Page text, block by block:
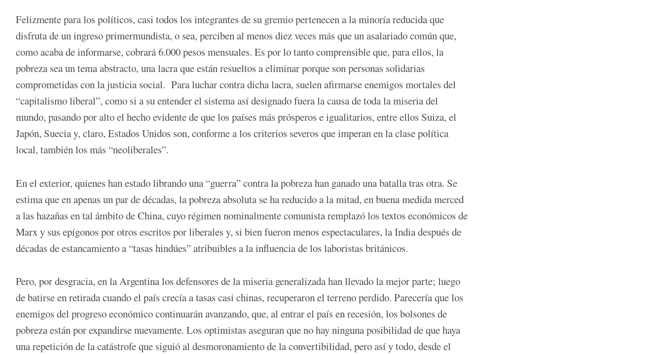
Felizmente para los políticos, casi todos los integrantes de su gremio pertenecen a la minoría reducida que
disfruta de un ingreso primermundista, o sea, perciben al menos diez veces más que un asalariado común que,
como acaba de informarse, cobrará 6.000 pesos mensuales. Es por lo tanto comprensible que, para ellos, la
pobreza sea un tema abstracto, una lacra que están resueltos a eliminar porque son personas solidarias
comprometidas con la justicia social. Para luchar contra dicha lacra, suelen afirmarse enemigos mortales del
“capitalismo liberal”, como si a su entender el sistema así designado fuera la causa de toda la miseria del
mundo, pasando por alto el hecho evidente de que los países más prósperos e igualitarios, entre ellos Suiza, el
Japón, Suecia y, claro, Estados Unidos son, conforme a los criterios severos que imperan en la clase política
local, también los más “neoliberales”.
En el exterior, quienes han estado librando una “guerra” contra la pobreza han ganado una batalla tras otra. Se
estima que en apenas un par de décadas, la pobreza absoluta se ha reducido a la mitad, en buena medida merced
a las hazañas en tal ámbito de China, cuyo régimen nominalmente comunista remplazó los textos económicos de
Marx y sus epígonos por otros escritos por liberales y, si bien fueron menos espectaculares, la India después de
décadas de estancamiento a “tasas hindúes” atribuibles a la influencia de los laboristas británicos.
Pero, por desgracia, en la Argentina los defensores de la miseria generalizada han llevado la mejor parte; luego
de batirse en retirada cuando el país crecía a tasas casi chinas, recuperaron el terreno perdido. Parecería que los
enemigos del progreso económico continuarán avanzando, que, al entrar el país en recesión, los bolsones de
pobreza están por expandirse nuevamente. Los optimistas aseguran que no hay ninguna posibilidad de que haya
una repetición de la catástrofe que siguió al desmoronamiento de la convertibilidad, pero así y todo, desde el